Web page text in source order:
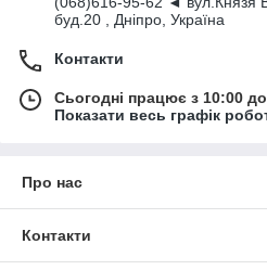
буд.20 , Дніпро, Україна
Контакти
Сьогодні працює з 10:00
Показати весь графік
Про нас
Контакти